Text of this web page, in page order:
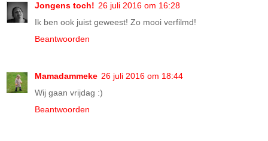
Jongens toch! 26 juli 2016 om 16:28
Ik ben ook juist geweest! Zo mooi verfilmd!
Beantwoorden
Mamadammeke 26 juli 2016 om 18:44
Wij gaan vrijdag :)
Beantwoorden